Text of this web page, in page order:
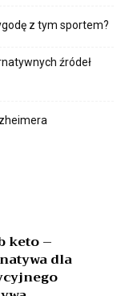
z tym sportem?
źródeł
keto –
dla